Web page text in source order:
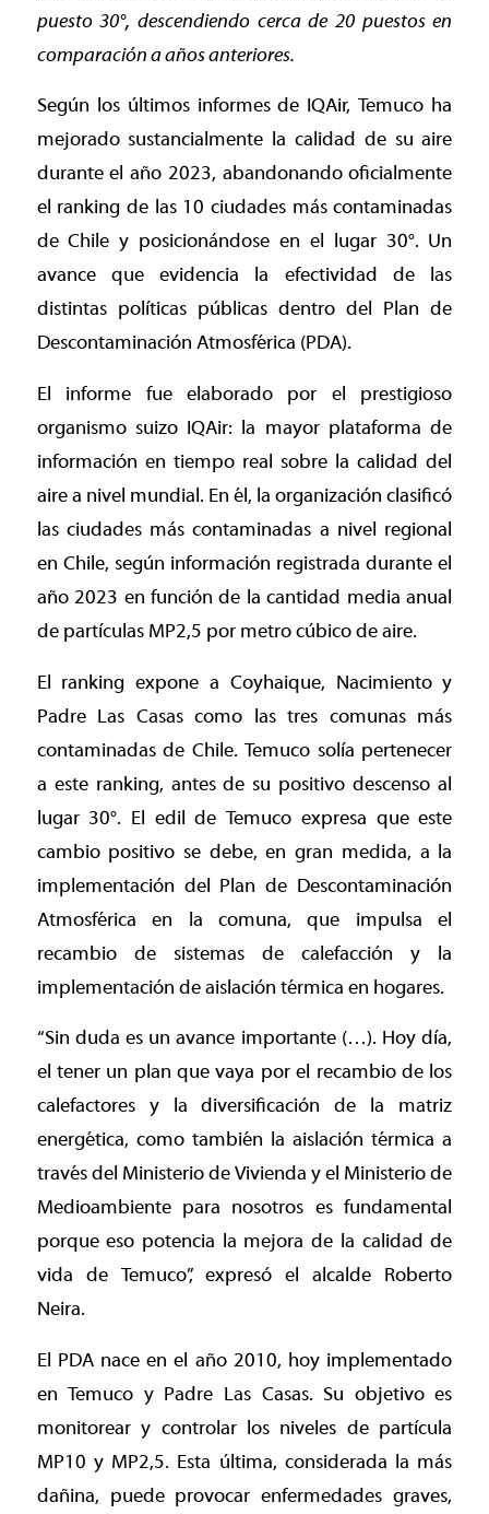
puesto 30°, descendiendo cerca de 20 puestos en
comparación a años anteriores.
Según los últimos informes de IQAir, Temuco ha
mejorado sustancialmente la calidad de su aire
durante el año 2023, abandonando oficialmente
el ranking de las 10 ciudades más contaminadas
de Chile y posicionándose en el lugar 30°. Un
avance que evidencia la efectividad de las
distintas políticas públicas dentro del Plan de
Descontaminación Atmosférica (PDA).
El informe fue elaborado por el prestigioso
organismo suizo IQAir: la mayor plataforma de
información en tiempo real sobre la calidad del
aire a nivel mundial. En él, la organización clasificó
las ciudades más contaminadas a nivel regional
en Chile, según información registrada durante el
año 2023 en función de la cantidad media anual
de partículas MP2,5 por metro cúbico de aire.
El ranking expone a Coyhaique, Nacimiento y
Padre Las Casas como las tres comunas más
contaminadas de Chile. Temuco solía pertenecer
a este ranking, antes de su positivo descenso al
lugar 30°. El edil de Temuco expresa que este
cambio positivo se debe, en gran medida, a la
implementación del Plan de Descontaminación
Atmosférica en la comuna, que impulsa el
recambio de sistemas de calefacción y la
implementación de aislación térmica en hogares.
“Sin duda es un avance importante (…). Hoy día,
el tener un plan que vaya por el recambio de los
calefactores y la diversificación de la matriz
energética, como también la aislación térmica a
través del Ministerio de Vivienda y el Ministerio de
Medioambiente para nosotros es fundamental
porque eso potencia la mejora de la calidad de
vida de Temuco”, expresó el alcalde Roberto
Neira.
El PDA nace en el año 2010, hoy implementado
en Temuco y Padre Las Casas. Su objetivo es
monitorear y controlar los niveles de partícula
MP10 y MP2,5. Esta última, considerada la más
dañina, puede provocar enfermedades graves,